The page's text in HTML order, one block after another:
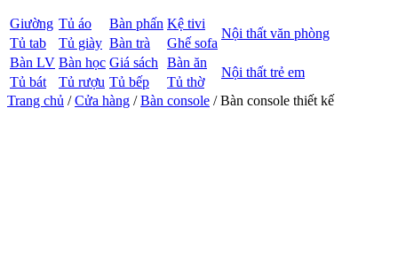
Giường Tủ áo Bàn phấn Kệ tivi
Nội thất văn phòng
Tủ tab Tủ giày Bàn trà
Ghế sofa
Bàn LV Bàn học Giá sách Bàn ăn
Nội thất trẻ em
Tủ bát Tủ rượu Tủ bếp
Tủ thờ
Trang chủ /Cửa hàng /Bàn console / Bàn console thiết kế